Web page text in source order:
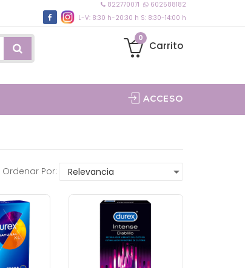
822770071
602588182
L-V: 8:30 h-20:30 h S: 8:30-14:00 h
0
Carrito
ACCESO
Ordenar Por: